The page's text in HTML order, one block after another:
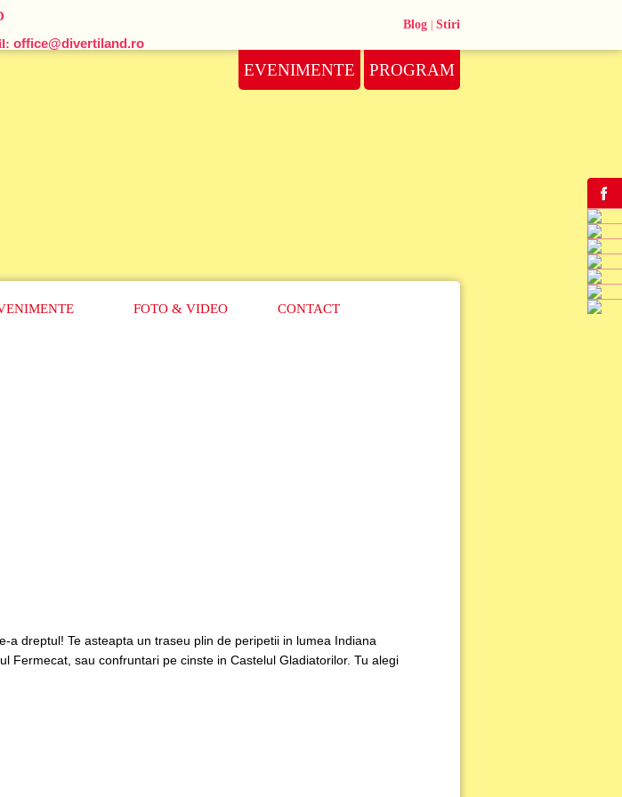
office@divertiland.ro
Blog Stiri
EVENIMENTE PROGRAM
FOTO & VIDEO CONTACT
a dreptul! Te asteapta un traseu plin de peripetii in lumea Indiana
Fermecat, sau confruntari pe cinste in Castelul Gladiatorilor. Tu alegi